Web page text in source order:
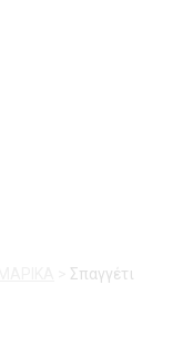
Σπαγγέτι